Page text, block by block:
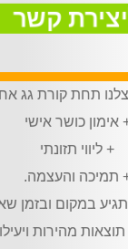
קשר
תחת קורת גג
אימון כושר אישי
+ ליווי תזונתי
תמיכה והעצמה.
במקום ובזמן
מהירות